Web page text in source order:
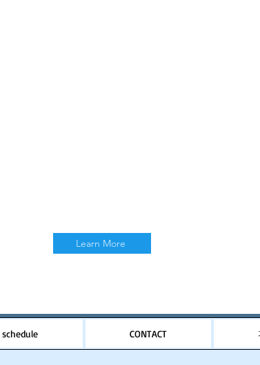
Learn More
schedule CONTACT